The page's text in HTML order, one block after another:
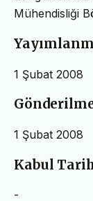
Mühendisliği
1 Şubat 2008
1 Şubat 2008
Kabul
-